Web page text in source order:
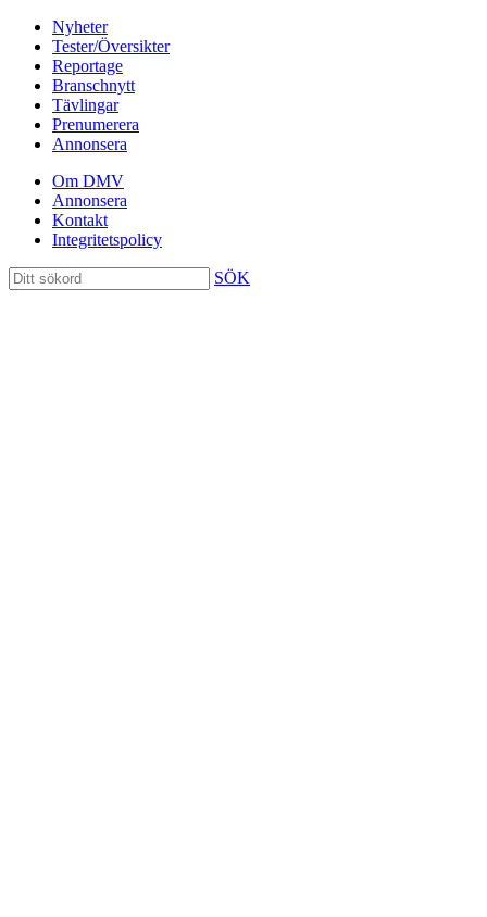
Nyheter
Tester/Översikter
Reportage
Branschnytt
Tävlingar
Prenumerera
Annonsera
Om DMV
Annonsera
Kontakt
Integritetspolicy
SÖK